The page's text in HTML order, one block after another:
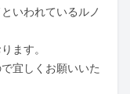
いわれているルノ
ます。
宜しくお願いいた